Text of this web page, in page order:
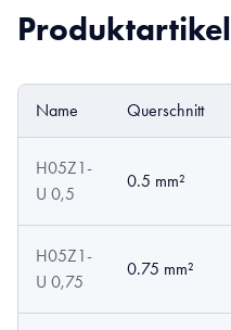
Produktartikel
Name Querschnitt
H05Z1-
U 0,5
0.5 mm²
H05Z1-
U 0,75
0.75 mm²